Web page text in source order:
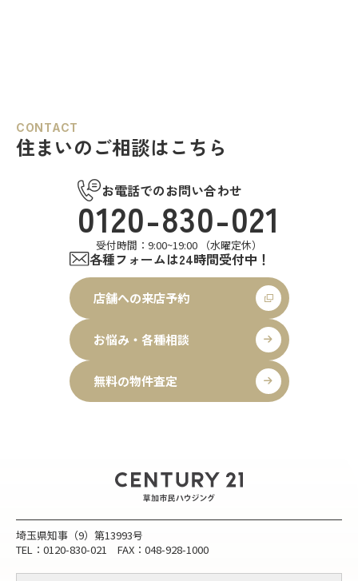
CONTACT
住まいのご相談はこちら
お電話でのお問い合わせ
0120-830-021
受付時間：9:00~19:00 （水曜定休）
各種フォームは24時間受付中！
店舗への来店予約
お悩み・各種相談
無料の物件査定
埼玉県知事（9）第13993号
TEL：0120-830-021 FAX：048-928-1000